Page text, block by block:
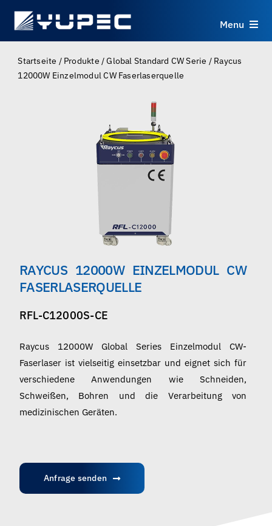
Menu
Produkte
Anwendungen
Ressourcen
Kontakt
Deutsch
Startseite / Produkte /Global Standard CW Serie / Raycus
12000W Einzelmodul CW Faserlaserquelle
RAYCUS 12000W EINZELMODUL CW
FASERLASERQUELLE
RFL-C12000S-CE
Raycus 12000W Global Series Einzelmodul CW-
Faserlaser ist vielseitig einsetzbar und eignet sich für
verschiedene Anwendungen wie Schneiden,
Schweißen, Bohren und die Verarbeitung von
medizinischen Geräten.
Anfrage senden